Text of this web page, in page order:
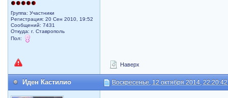
Группа: Участники
Регистрация: 20 Сен 2010, 19:52
Сообщений: 7431
Откуда: г. Ставрополь
Пол:
Наверх
Иден Кастилио Воскресенье, 12 октября 2014, 22:20:42